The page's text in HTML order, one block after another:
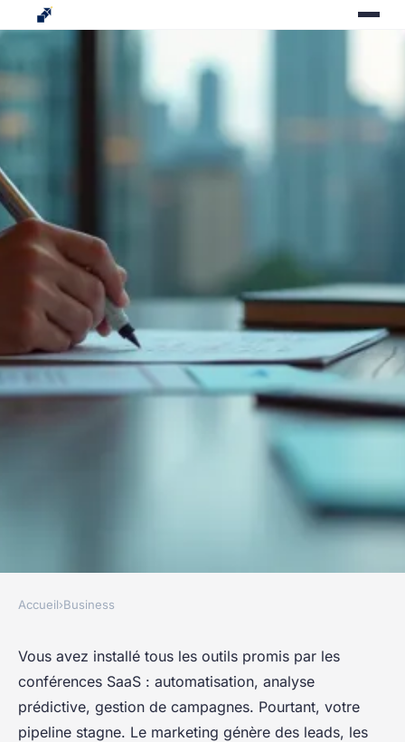
Pourquoi une agence go-to-
market transforme votre
stratégie B2B
Accueil›Business
Vous avez installé tous les outils promis par les
conférences SaaS : automatisation, analyse
prédictive, gestion de campagnes. Pourtant, votre
pipeline stagne. Le marketing génère des leads, les